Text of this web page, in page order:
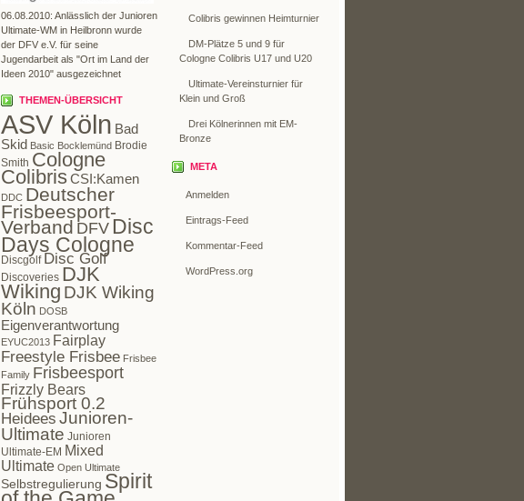
06.08.2010: Anlässlich der Junioren
Ultimate-WM in Heilbronn wurde
der DFV e.V. für seine
Jugendarbeit als "Ort im Land der
Ideen 2010" ausgezeichnet
THEMEN-ÜBERSICHT
ASV Köln Bad
Skid Basic Bocklemünd Brodie
Smith Cologne
ColibrisCSI:Kamen
DDC Deutscher
Frisbeesport-
Verband DFV Disc
Days Cologne
Discgolf Disc Golf
Discoveries DJK
Wiking DJK Wiking
Köln DOSB
Eigenverantwortung
EYUC2013 Fairplay
Freestyle Frisbee Frisbee
Family Frisbeesport
Frizzly Bears
Frühsport 0.2
Heidees Junioren-
Ultimate Junioren
Ultimate-EM Mixed
Ultimate Open Ultimate
Selbstregulierung Spirit
Colibris gewinnen Heimturnier
DM-Plätze 5 und 9 für
Cologne Colibris U17 und U20
Ultimate-Vereinsturnier für
Klein und Groß
Drei Kölnerinnen mit EM-
Bronze
META
Anmelden
Eintrags-Feed
Kommentar-Feed
WordPress.org